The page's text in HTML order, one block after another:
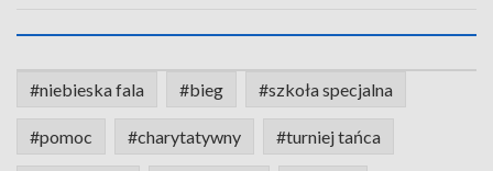
#niebieska fala #bieg #szkoła specjalna
#pomoc #charytatywny #turniej tańca